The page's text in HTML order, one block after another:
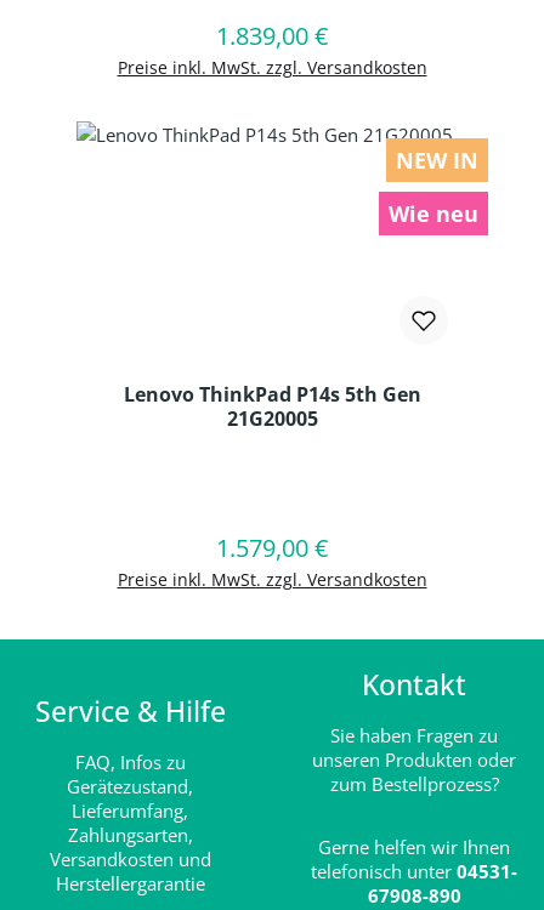
Regulärer Preis:
1.839,00 €
Preise inkl. MwSt. zzgl. Versandkosten
In den Warenkorb
NEW IN
Wie neu
Lenovo ThinkPad P14s 5th Gen
21G20005
Regulärer Preis:
1.579,00 €
Preise inkl. MwSt. zzgl. Versandkosten
In den Warenkorb
Service & Hilfe
FAQ, Infos zu
Gerätezustand,
Lieferumfang,
Zahlungsarten,
Versandkosten und
Herstellergarantie
Kontakt
Sie haben Fragen zu
unseren Produkten oder
zum Bestellprozess?
Gerne helfen wir Ihnen
telefonisch unter 04531-
67908-890